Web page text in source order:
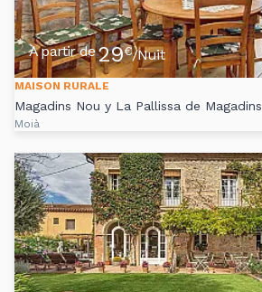
A partir de29€/Nuit
MAISON RURALE
Magadins Nou y La Pallissa de Magadins
Moià